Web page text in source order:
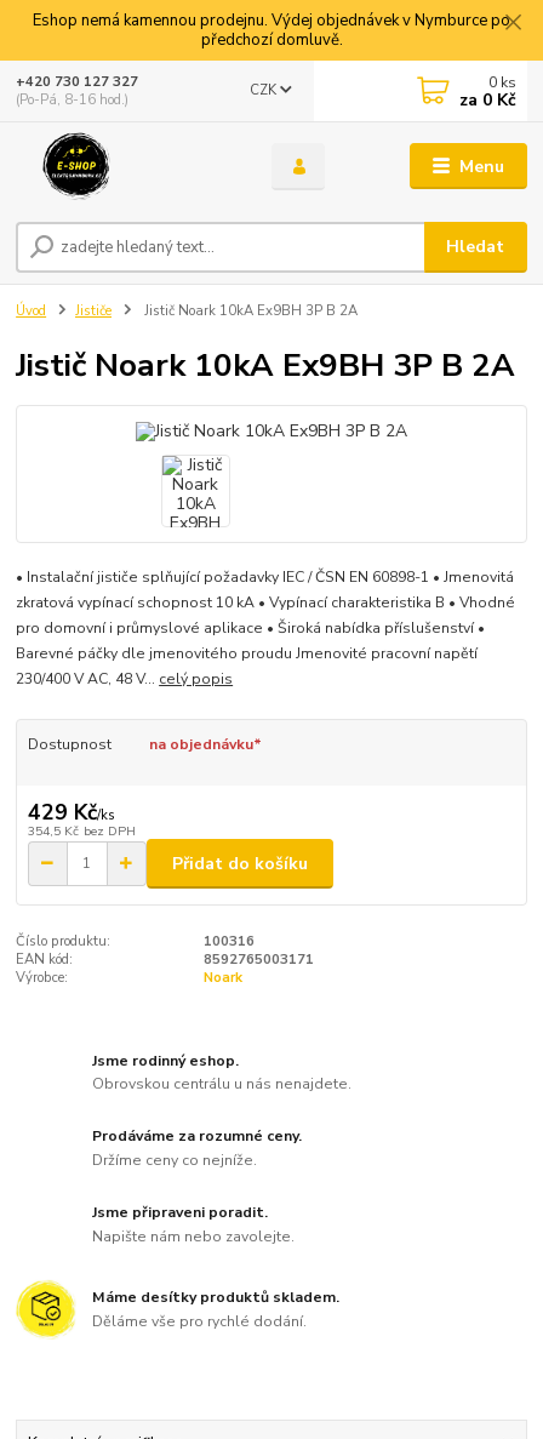
Eshop nemá kamennou prodejnu. Výdej objednávek v Nymburce po
předchozí domluvě.
Menu
CZK
Hledat
+420 730 127 327
(Po-Pá, 8-16 hod.)
0 ks
za 0 Kč
Úvod Jističe Jistič Noark 10kA Ex9BH 3P B 2A
Jistič Noark 10kA Ex9BH 3P B 2A
• Instalační jističe splňující požadavky IEC / ČSN EN 60898-1 • Jmenovitá
zkratová vypínací schopnost 10 kA • Vypínací charakteristika B • Vhodné
pro domovní i průmyslové aplikace • Široká nabídka příslušenství •
Barevné páčky dle jmenovitého proudu Jmenovité pracovní napětí
230/400 V AC, 48 V... celý popis
Dostupnost na objednávku*
429 Kč/ks
354,5 Kč bez DPH
Přidat do košíku
Číslo produktu:
100316
EAN kód:
8592765003171
Výrobce:
Noark
Jsme rodinný eshop.
Obrovskou centrálu u nás nenajdete.
Prodáváme za rozumné ceny.
Držíme ceny co nejníže.
Jsme připraveni poradit.
Napište nám nebo zavolejte.
Máme desítky produktů skladem.
Děláme vše pro rychlé dodání.